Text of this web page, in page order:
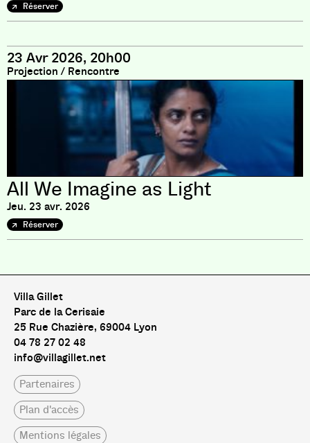
Réserver
23 Avr 2026, 20h00
Projection / Rencontre
All We Imagine as Light
Jeu. 23 avr. 2026
Réserver
Villa Gillet
Parc de la Cerisaie
25 Rue Chazière, 69004 Lyon
04 78 27 02 48
info@villagillet.net
Partenaires
Plan d'accès
Mentions légales